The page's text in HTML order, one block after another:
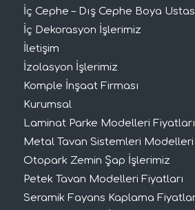
İç Cephe – Dış Cephe Boya
İç Dekorasyon İşlerimiz
İletişim
İzolasyon İşlerimiz
Komple İnşaat Firması
Kurumsal
Laminat Parke Modelleri Fiyatları
Metal Tavan Sistemleri Modelleri
Otopark Zemin Şap İşlerimiz
Petek Tavan Modelleri Fiyatları
Seramik Fayans Kaplama